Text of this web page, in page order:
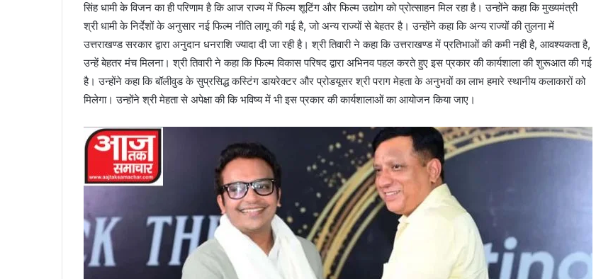
सिंह धामी के विजन का ही परिणाम है कि आज राज्य में फिल्म शूटिंग और फिल्म उद्योग को प्रोत्साहन मिल रहा है। उन्होंने कहा कि मुख्यमंत्री
श्री धामी के निर्देशों के अनुसार नई फिल्म नीति लागू की गई है, जो अन्य राज्यों से बेहतर है। उन्होंने कहा कि अन्य राज्यों की तुलना में
उत्तराखण्ड सरकार द्वारा अनुदान धनराशि ज्यादा दी जा रही है। श्री तिवारी ने कहा कि उत्तराखण्ड में प्रतिभाओं की कमी नही है, आवश्यकता है,
उन्हें बेहतर मंच मिलना। श्री तिवारी ने कहा कि फिल्म विकास परिषद द्वारा अभिनव पहल करते हुए इस प्रकार की कार्यशाला की शुरूआत की गई
है। उन्होंने कहा कि बॉलीवुड के सुप्रसिद्ध कस्टिंग डायरेक्टर और प्रोडयूसर श्री पराग मेहता के अनुभवों का लाभ हमारे स्थानीय कलाकारों को
मिलेगा। उन्होंने श्री मेहता से अपेक्षा की कि भविष्य में भी इस प्रकार की कार्यशालाओं का आयोजन किया जाए।